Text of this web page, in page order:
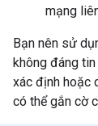
mạng
Bạn nên sử
không đáng
xác định hoặc
có thể gắn cờ